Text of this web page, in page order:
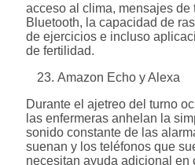
acceso al clima, mensajes de
Bluetooth, la capacidad de
de ejercicios e incluso
de fertilidad.
Amazon Echo y Alexa
Durante el ajetreo del turno
las enfermeras anhelan la
sonido constante de las
suenan y los teléfonos que
necesitan ayuda adicional en